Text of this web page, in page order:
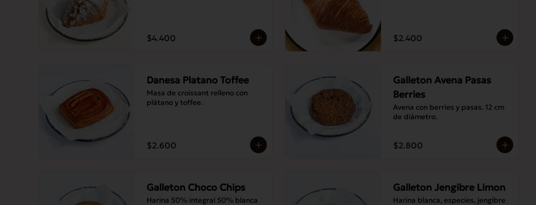
$4.400 $2.400
Danesa Platano Toffee
Masa de croissant relleno con
plátano y toffee.
$2.600
Galleton Avena Pasas
Berries
Avena con berries y pasas. 12 cm
de diámetro.
$2.800
Galleton Choco Chips
Harina 50% integral 50% blanca
Galleton Jengibre Limon
Harina blanca, especies, jengibre